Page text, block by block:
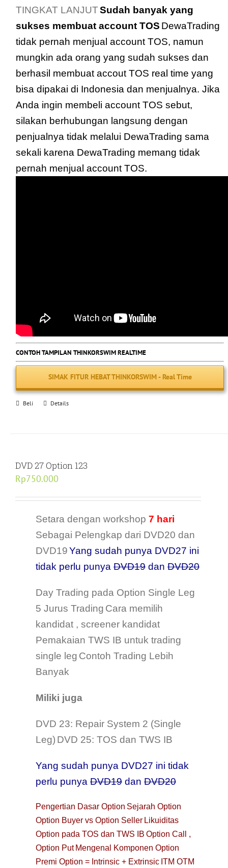
TINGKAT LANJUTSudah banyak yang
sukses membuat account TOS DewaTrading
tidak pernah menjual account TOS, namun
mungkin ada orang yang sudah sukses dan
berhasil membuat accout TOS real time yang
bisa dipakai di Indonesia dan menjualnya. Jika
Anda ingin membeli account TOS sebut,
silakan berhubungan langsung dengan
penjualnya tidak melalui DewaTrading sama
sekali karena DewaTrading memang tidak
pernah menjual account TOS.
CONTOH TAMPILAN THINKORSWIM REALTIME
SIMAK FITUR HEBAT THINKORSWIM - Real Time
Beli Details
DVD 27 Option 123
Rp750.000
Setara dengan workshop 7 hari
Sebagai Pelengkap dari DVD20 dan
DVD19Yang sudah punya DVD27 ini
tidak perlu punya DVD19 dan DVD20
Day Trading pada Option Single Leg
5 Jurus Trading Cara memilih
kandidat , screener kandidat
Pemakaian TWS IB untuk trading
single leg Contoh Trading Lebih
Banyak
Miliki juga
DVD 23: Repair System 2 (Single
Leg) DVD 25: TOS dan TWS IB
Yang sudah punya DVD27 ini tidak
perlu punya DVD19 dan DVD20
Pengertian Dasar Option Sejarah Option
Option Buyer vs Option Seller Likuiditas
Option pada TOS dan TWS IB Option Call ,
Option Put Mengenal Komponen Option
Premi Option = Intrinsic + Extrinsic ITM OTM